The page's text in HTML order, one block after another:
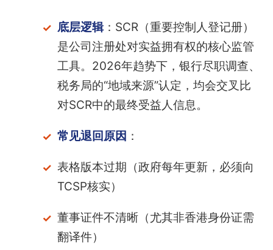
底层逻辑：SCR（重要控制人登记册）
是公司注册处对实益拥有权的核心监管
工具。2026年趋势下，银行尽职调查、
税务局的“地域来源”认定，均会交叉比
对SCR中的最终受益人信息。
常见退回原因 ：
表格版本过期（政府每年更新，必须向
TCSP核实）
董事证件不清晰（尤其非香港身份证需
翻译件）